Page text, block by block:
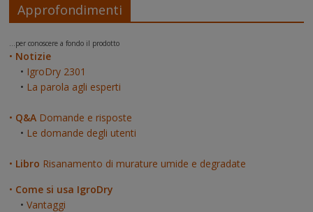
Approfondimenti
...per conoscere a fondo il prodotto
• Notizie
• IgroDry 2301
• La parola agli esperti
• Q&A Domande e risposte
• Le domande degli utenti
• Libro Risanamento di murature umide e degradate
• Come si usa IgroDry
•Vantaggi